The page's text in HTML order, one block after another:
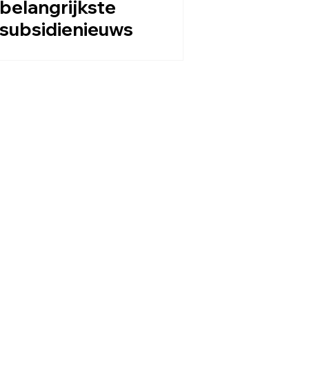
belangrijkste
subsidienieuws